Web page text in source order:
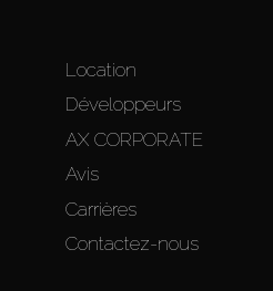
Location
Développeurs
AX CORPORATE
Avis
Carrières
Contactez-nous